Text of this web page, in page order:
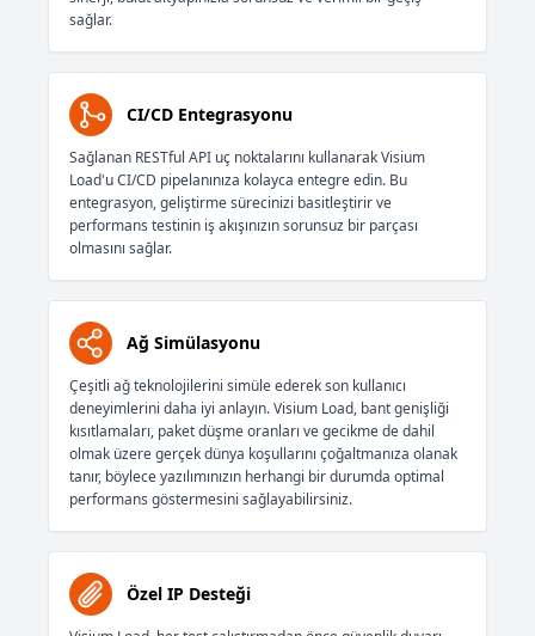
sağlar.
CI/CD Entegrasyonu
Sağlanan RESTful API uç noktalarını kullanarak Visium
Load'u CI/CD pipelanınıza kolayca entegre edin. Bu
entegrasyon, geliştirme sürecinizi basitleştirir ve
performans testinin iş akışınızın sorunsuz bir parçası
olmasını sağlar.
Ağ Simülasyonu
Çeşitli ağ teknolojilerini simüle ederek son kullanıcı
deneyimlerini daha iyi anlayın. Visium Load, bant genişliği
kısıtlamaları, paket düşme oranları ve gecikme de dahil
olmak üzere gerçek dünya koşullarını çoğaltmanıza olanak
tanır, böylece yazılımınızın herhangi bir durumda optimal
performans göstermesini sağlayabilirsiniz.
Özel IP Desteği